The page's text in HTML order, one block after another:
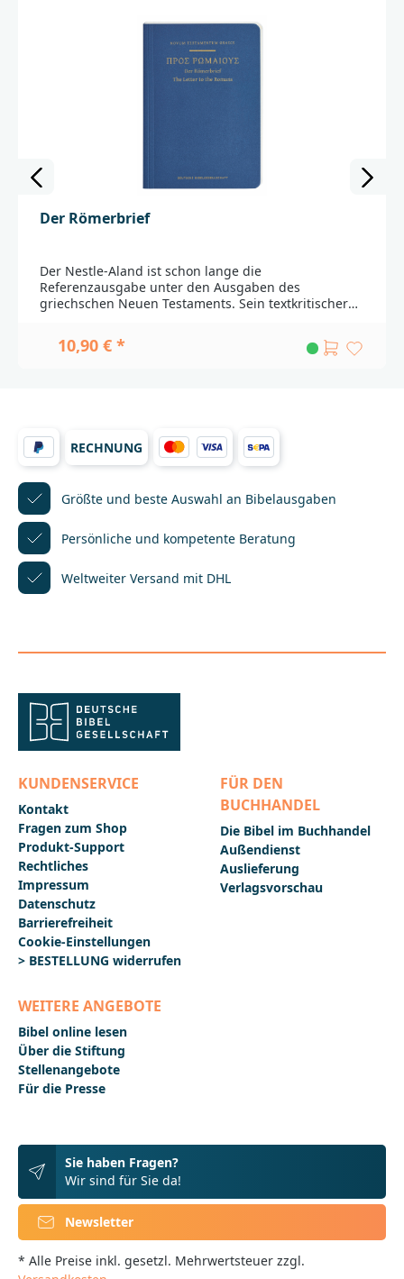
Der Römerbrief
Der Nestle-Aland ist schon lange die
Referenzausgabe unter den Ausgaben des
griechschen Neuen Testaments. Sein textkritischer
Hilfen für das wissenschaftliche Bibelstudium.
Ergänzend dazu liegen jetzt zwei besonders wichtige
eine Leerseite gegenüber, die Raum für eigene
Anmerkungen bietet. Diese Hefte sind damit eine
wertvolle Hilfe für alle, die sich ganz auf den
griechischen Text fokussieren und sich seine
Bedeutung erschließen
wollen.____________________________________________________
_________Bei Fragen zur Produktsicherheit wenden Sie
sich bitte an:Deutsche BibelgesellschaftBalinger Str.
31 A70567 Stuttgartproduktsicherheit@dbg.de
10,90 € *
RECHNUNG
Größte und beste Auswahl an Bibelausgaben
Persönliche und kompetente Beratung
Weltweiter Versand mit DHL
KUNDENSERVICE
Kontakt
Fragen zum Shop
Produkt-Support
Rechtliches
Impressum
Datenschutz
Barrierefreiheit
Cookie-Einstellungen
> BESTELLUNG widerrufen
FÜR DEN
BUCHHANDEL
Die Bibel im Buchhandel
Außendienst
Auslieferung
Verlagsvorschau
WEITERE ANGEBOTE
Bibel online lesen
Über die Stiftung
Stellenangebote
Für die Presse
Sie haben Fragen?
Wir sind für Sie da!
Newsletter
* Alle Preise inkl. gesetzl. Mehrwertsteuer zzgl.